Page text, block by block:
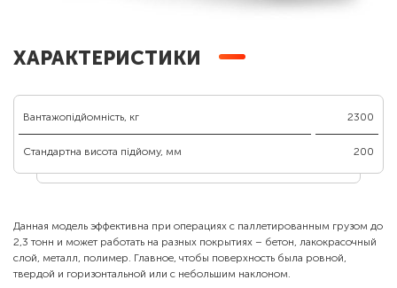
ХАРАКТЕРИСТИКИ
Вантажопідйомність, кг 2300
Стандартна висота підйому, мм 200
Данная модель эффективна при операциях с паллетированным грузом до
2,3 тонн и может работать на разных покрытиях – бетон, лакокрасочный
слой, металл, полимер. Главное, чтобы поверхность была ровной,
твердой и горизонтальной или с небольшим наклоном.